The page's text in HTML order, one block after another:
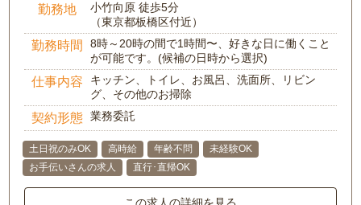
勤務地
小竹向原 徒歩5分
（東京都板橋区付近）
勤務時間
8時～20時の間で1時間〜、好きな日に働くこと
が可能です。(候補の日時から選択)
仕事内容
キッチン、トイレ、お風呂、洗面所、リビン
グ、その他のお掃除
契約形態 業務委託
土日祝のみOK 高時給 年齢不問
未経験OK
お手伝いさんの求人
直行･直帰OK